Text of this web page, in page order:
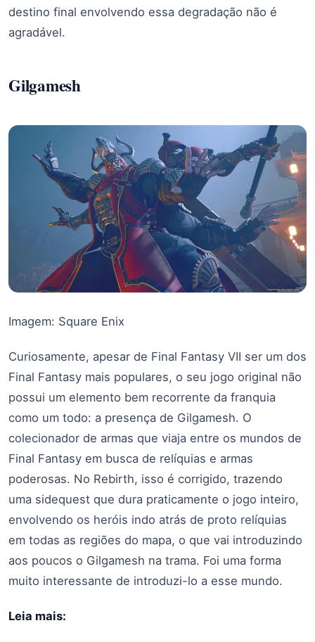
destino final envolvendo essa degradação não é
agradável.
Gilgamesh
Imagem: Square Enix
Curiosamente, apesar de Final Fantasy VII ser um dos
Final Fantasy mais populares, o seu jogo original não
possui um elemento bem recorrente da franquia
como um todo: a presença de Gilgamesh. O
colecionador de armas que viaja entre os mundos de
Final Fantasy em busca de relíquias e armas
poderosas. No Rebirth, isso é corrigido, trazendo
uma sidequest que dura praticamente o jogo inteiro,
envolvendo os heróis indo atrás de proto relíquias
em todas as regiões do mapa, o que vai introduzindo
aos poucos o Gilgamesh na trama. Foi uma forma
muito interessante de introduzi-lo a esse mundo.
Leia mais: